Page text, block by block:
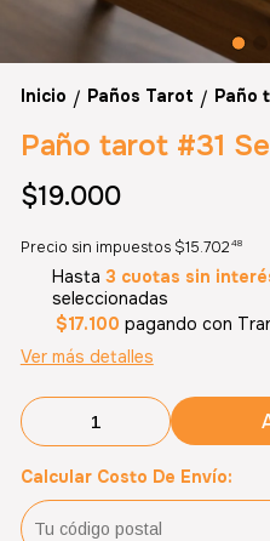
Inicio / Paños Tarot / Paño
Paño tarot #31
$19.000
Precio sin impuestos $15.702 48
Hasta 3 cuotas sin
seleccionadas
$17.100 pagando con
Ver más detalles
Calcular Costo De Envío: